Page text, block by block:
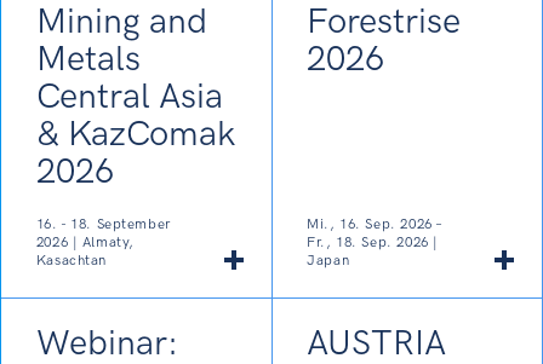
Mining and
Metals
Central Asia
& KazComak
2026
16. - 18. September
2026 | Almaty,
Kasachtan
Forestrise
2026
Mi., 16. Sep. 2026 –
Fr., 18. Sep. 2026 |
Japan
Webinar:
AUSTRIA